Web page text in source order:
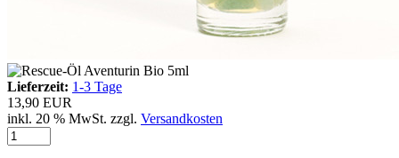
Lieferzeit: 1-3 Tage
13,90 EUR
inkl. 20 % MwSt. zzgl. Versandkosten